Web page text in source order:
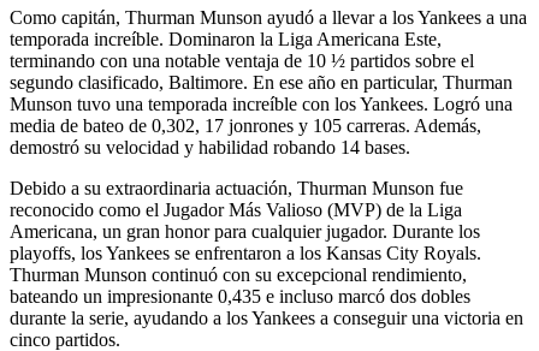
Como capitán, Thurman Munson ayudó a llevar a los Yankees a una
temporada increíble. Dominaron la Liga Americana Este,
terminando con una notable ventaja de 10 ½ partidos sobre el
segundo clasificado, Baltimore. En ese año en particular, Thurman
Munson tuvo una temporada increíble con los Yankees. Logró una
media de bateo de 0,302, 17 jonrones y 105 carreras. Además,
demostró su velocidad y habilidad robando 14 bases.
Debido a su extraordinaria actuación, Thurman Munson fue
reconocido como el Jugador Más Valioso (MVP) de la Liga
Americana, un gran honor para cualquier jugador. Durante los
playoffs, los Yankees se enfrentaron a los Kansas City Royals.
Thurman Munson continuó con su excepcional rendimiento,
bateando un impresionante 0,435 e incluso marcó dos dobles
durante la serie, ayudando a los Yankees a conseguir una victoria en
cinco partidos.